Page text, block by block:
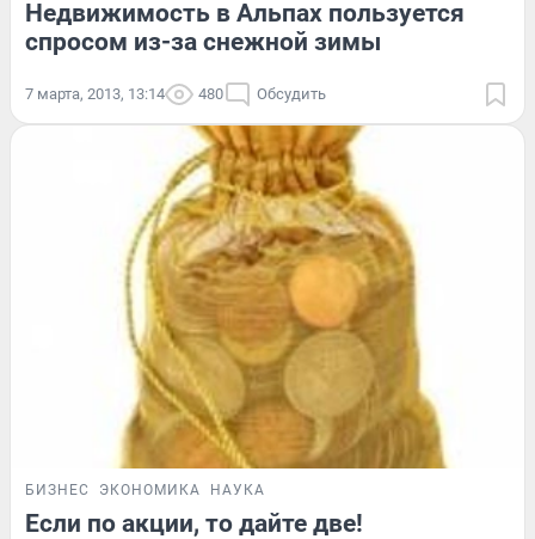
Недвижимость в Альпах пользуется
спросом из-за снежной зимы
7 марта, 2013, 13:14 480 Обсудить
БИЗНЕС ЭКОНОМИКА НАУКА
Если по акции, то дайте две!